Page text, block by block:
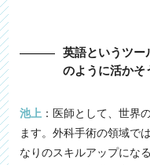
英語というツー
のように活かそ
池上 ：医師として、世界
ます。外科手術の領域で
なりのスキルアップにな